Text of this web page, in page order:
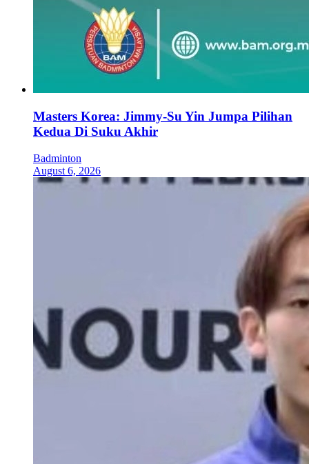
Masters Korea: Jimmy-Su Yin Jumpa Pilihan
Kedua Di Suku Akhir
Badminton
August 6, 2026